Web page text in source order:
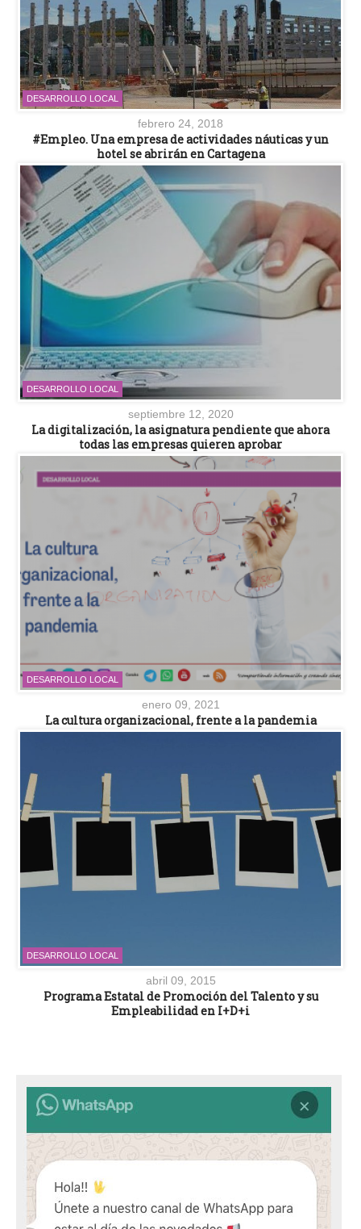
DESARROLLO LOCAL
febrero 24, 2018
#Empleo. Una empresa de actividades náuticas y un
hotel se abrirán en Cartagena
DESARROLLO LOCAL
septiembre 12, 2020
La digitalización, la asignatura pendiente que ahora
todas las empresas quieren aprobar
DESARROLLO LOCAL
enero 09, 2021
La cultura organizacional, frente a la pandemia
DESARROLLO LOCAL
abril 09, 2015
Programa Estatal de Promoción del Talento y su
Empleabilidad en I+D+i